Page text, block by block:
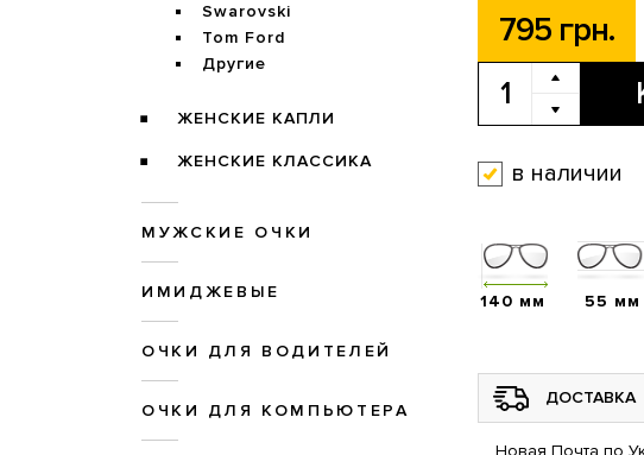
Swarovski
Tom Ford
Другие
ЖЕНСКИЕ КАПЛИ
ЖЕНСКИЕ КЛАССИКА
МУЖСКИЕ ОЧКИ
ИМИДЖЕВЫЕ
ОЧКИ ДЛЯ ВОДИТЕЛЕЙ
ОЧКИ ДЛЯ КОМПЬЮТЕРА
795 грн.
в наличии
140 мм 55 мм
ДОСТАВКА